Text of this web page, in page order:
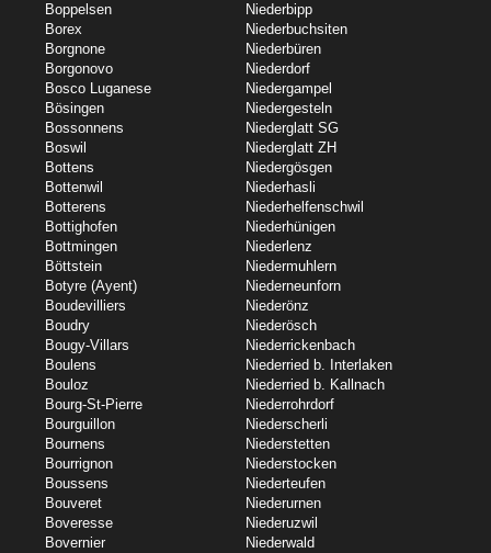
Boppelsen
Borex
Borgnone
Borgonovo
Bosco Luganese
Bösingen
Bossonnens
Boswil
Bottens
Bottenwil
Botterens
Bottighofen
Bottmingen
Böttstein
Botyre (Ayent)
Boudevilliers
Boudry
Bougy-Villars
Boulens
Bouloz
Bourg-St-Pierre
Bourguillon
Bournens
Bourrignon
Boussens
Bouveret
Boveresse
Bovernier
Niederbipp
Niederbuchsiten
Niederbüren
Niederdorf
Niedergampel
Niedergesteln
Niederglatt SG
Niederglatt ZH
Niedergösgen
Niederhasli
Niederhelfenschwil
Niederhünigen
Niederlenz
Niedermuhlern
Niederneunforn
Niederönz
Niederösch
Niederrickenbach
Niederried b. Interlaken
Niederried b. Kallnach
Niederrohrdorf
Niederscherli
Niederstetten
Niederstocken
Niederteufen
Niederurnen
Niederuzwil
Niederwald